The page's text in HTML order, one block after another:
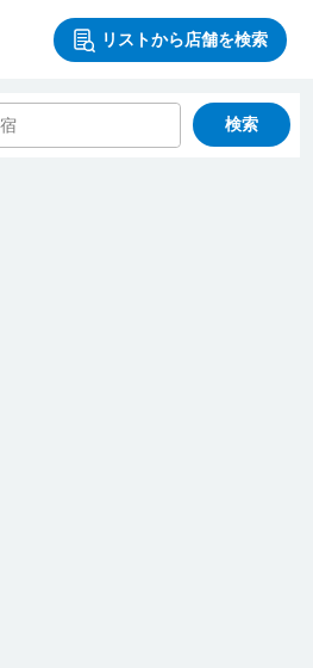
リストから店舗を検索
検索